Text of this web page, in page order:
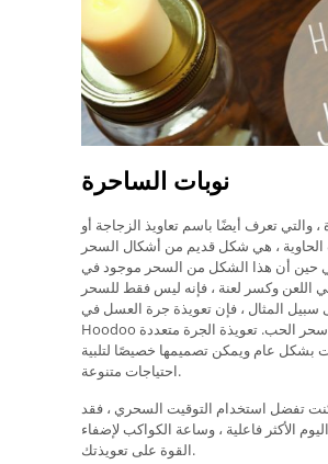
نوبات الساحرة
، والتي تعرف أيضًا باسم تعاويذ الزجاجة أو
الحاوية ، هي شكل قديم من أشكال السحر
حين أن هذا الشكل من السحر موجود في
اللعن وكسر لعنة ، فإنه ليس فقط للسحر
سبيل المثال ، فإن تعويذة جرة العسل في
Hoodoo شائعة في سحر الحب. تعويذة الجرة متعددة
بشكل عام ويمكن تصميمها خصيصًا لتلبية
احتياجات متنوعة.
تفضل استخدام التوقيت السحري ، فقد
الأكثر فاعلية ، وساعة الكواكب لإضفاء
القوة على تعويذتك.